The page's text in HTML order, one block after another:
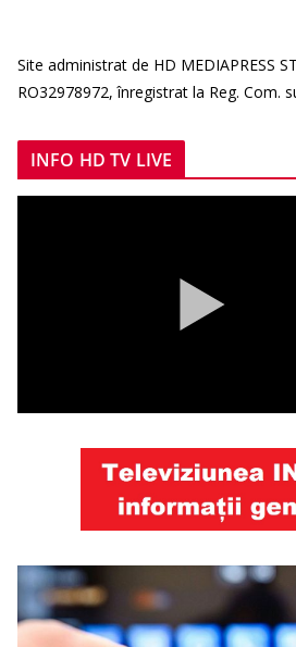
Site administrat de HD MEDIAPRESS
RO32978972, înregistrat la Reg. Com.
INFO HD TV LIVE